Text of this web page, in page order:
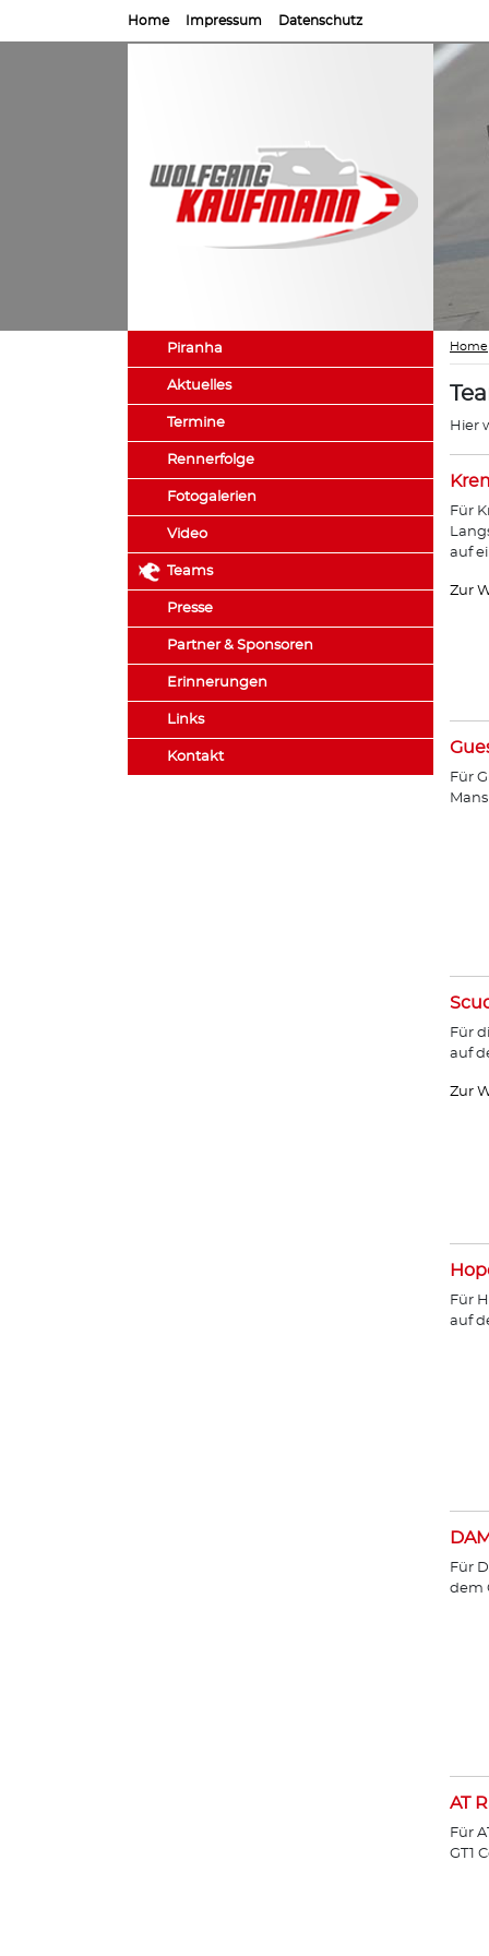
Home Impressum Datenschutz
Piranha
Aktuelles
Termine
Rennerfolge
Fotogalerien
Video
Teams
Presse
Partner & Sponsoren
Erinnerungen
Links
Kontakt
Home
Hier
Für
auf
Zur
Für
Für
auf
Zur
Für
auf
Für
dem
AT
Für
GT1